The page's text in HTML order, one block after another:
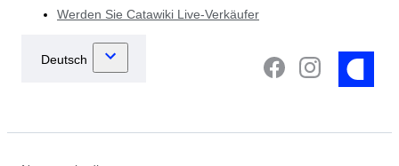
Werden Sie Catawiki Live-Verkäufer